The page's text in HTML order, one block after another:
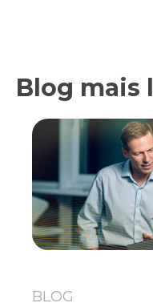
Blog mais
BLOG